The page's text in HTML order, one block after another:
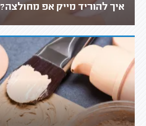
איך להוריד מייק אפ מחולצה?